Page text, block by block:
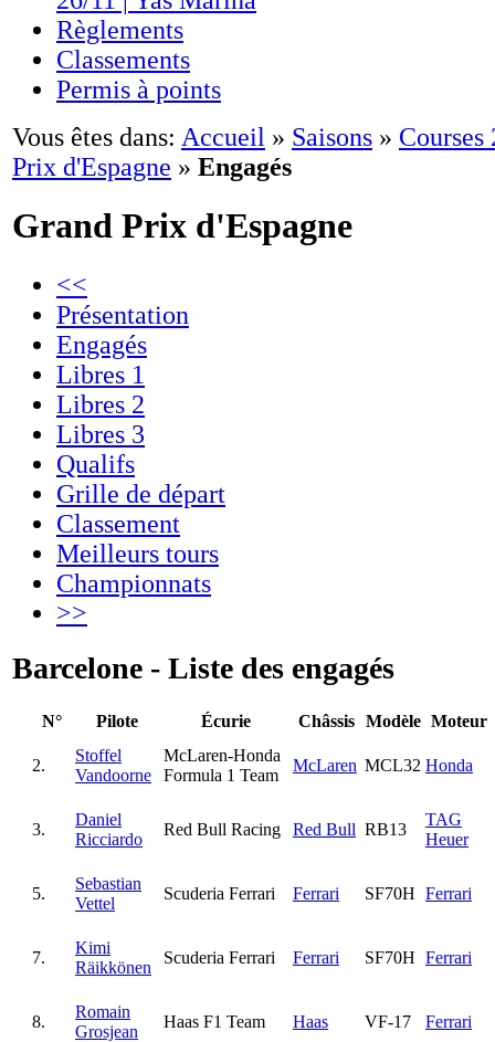
Règlements
Classements
Permis à points
Vous êtes dans: Accueil » Saisons » Courses
Prix d'Espagne » Engagés
Grand Prix d'Espagne
<<
Présentation
Engagés
Libres 1
Libres 2
Libres 3
Qualifs
Grille de départ
Classement
Meilleurs tours
Championnats
>>
Barcelone - Liste des engagés
N° Pilote Écurie Châssis Modèle Moteur
2.
Stoffel
Vandoorne
McLaren-Honda
Formula 1 Team
McLaren MCL32 Honda
3.
Daniel
Ricciardo
Red Bull Racing Red Bull RB13
TAG
Heuer
5.
Sebastian
Vettel
Scuderia Ferrari Ferrari SF70H Ferrari
7.
Kimi
Räikkönen
Scuderia Ferrari Ferrari SF70H Ferrari
8.
Romain
Grosjean
Haas F1 Team Haas VF-17 Ferrari